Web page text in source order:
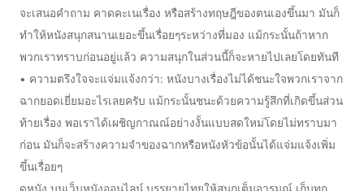
จะเสนอคำถาม คาดคะเนเรื่อง หรือสร้างทฤษฎีของตนเองขึ้นมา มันก็
ทำให้หนังสนุกสนานเยอะขึ้นเรื่อยๆระหว่างที่มอง แม้กระนั้นถ้าหาก
พวกเราทราบก่อนอยู่แล้ว ความสนุกในส่วนนี้ก็จะหายไปเลยโดยทันที
• ความตรึงใจจะแจ่มแจ้งกว่า: หนังบางเรื่องไม่ได้ชนะใจพวกเราจาก
ฉากยอดเยี่ยมอะไรเลยครับ แม้กระนั้นชนะด้วยความรู้สึกที่เกิดขึ้นส่วน
ท้ายเรื่อง พอเราได้เผชิญกาณณ์อย่างงั้นแบบสดใหม่โดยไม่ทราบมา
ก่อน มันก็จะสร้างความจำของฉากหรือหนังหัวข้อนั้นได้แจ่มแจ้งเพิ่ม
ขึ้นเรื่อยๆ